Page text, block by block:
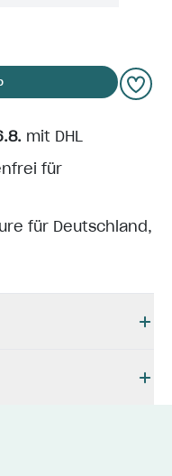
mit DHL
für
für Deutschland,